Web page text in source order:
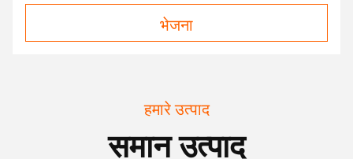
भेजना
हमारे उत्पाद
समान उत्पाद